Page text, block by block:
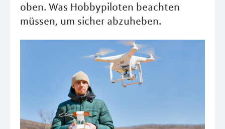
oben. Was Hobbypiloten beachten
müssen, um sicher abzuheben.